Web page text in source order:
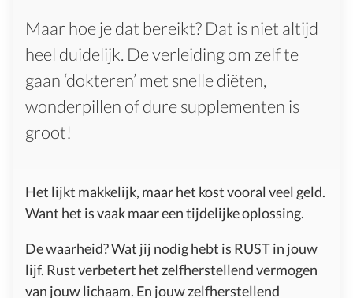
Maar hoe je dat bereikt? Dat is niet altijd
heel duidelijk. De verleiding om zelf te
gaan ‘dokteren’ met snelle diëten,
wonderpillen of dure supplementen is
groot!
Het lijkt makkelijk, maar het kost vooral veel geld.
Want het is vaak maar een tijdelijke oplossing.
De waarheid? Wat jij nodig hebt is RUST in jouw
lijf. Rust verbetert het zelfherstellend vermogen
van jouw lichaam. En jouw zelfherstellend